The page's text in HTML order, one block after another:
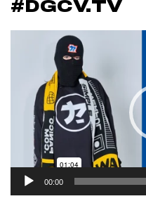
#DGCV.TV
Reproductor
00:00